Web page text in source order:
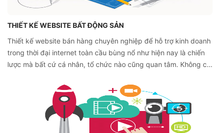
THIẾT KẾ WEBSITE BẤT ĐỘNG SẢN
Thiết kế website bán hàng chuyên nghiệp để hỗ trợ kinh doanh
trong thời đại internet toàn cầu bùng nổ như hiện nay là chiến
lược mà bất cứ cá nhân, tổ chức nào cũng quan tâm. Không chỉ
hay giáo dục… mà lĩnh vực như bất động sản cũng cần sự hỗ
trợ của website. Thế nhưng, thiết kế website bất động sản cụ
thể thế nào, cùng tìm hiểu thêm chi tiết dưới đây nhé.